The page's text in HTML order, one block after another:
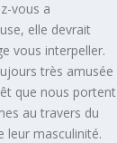
vous a
elle devrait
vous interpeller.
très amusée
que nous portent
au travers du
leur masculinité.